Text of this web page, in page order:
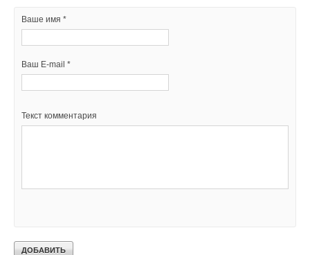
Ваше имя *
Ваш E-mail *
Текст комментария